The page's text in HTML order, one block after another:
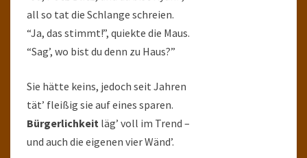
all so tat die Schlange schreien.
“Ja, das stimmt!”, quiekte die Maus.
“Sag’, wo bist du denn zu Haus?”
Sie hätte keins, jedoch seit Jahren
tät’ fleißig sie auf eines sparen.
Bürgerlichkeit läg’ voll im Trend –
und auch die eigenen vier Wänd’.